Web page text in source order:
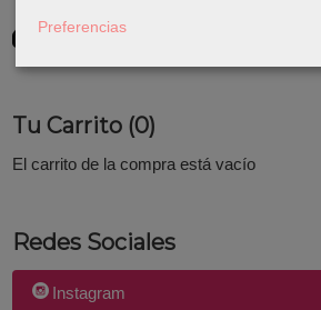
GRATIS *
Tu Carrito (0)
El carrito de la compra está vacío
Redes Sociales
Instagram
Preferencias